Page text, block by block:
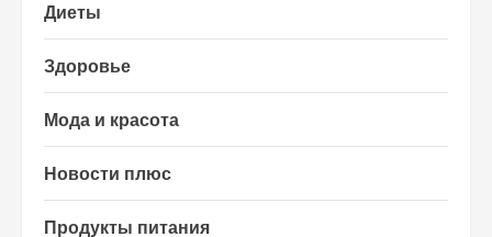
Диеты
Здоровье
Мода и красота
Новости плюс
Продукты питания